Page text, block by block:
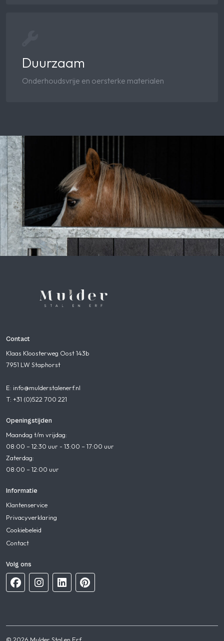
Duurzaam
Onderhoudsvrije en oersterke materialen
Contact
Klaas Kloosterweg Oost 143b
7951 LW Staphorst
E: info@mulderstalenerf.nl
T: +31 (0)522 700 221
Openingstijden
Maandag t/m vrijdag:
08:00 – 12:30 uur - 13:00 – 17:00 uur
Zaterdag:
08:00 – 12:00 uur
Informatie
Klantenservice
Privacyverklaring
Cookiebeleid
Contact
Volg ons